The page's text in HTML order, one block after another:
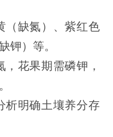
（缺氮）、紫红色
钾）等。
，花果期需磷钾，
析明确土壤养分存